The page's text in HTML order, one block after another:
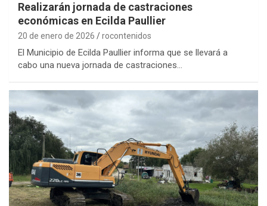
Realizarán jornada de castraciones
económicas en Ecilda Paullier
20 de enero de 2026 rocontenidos
El Municipio de Ecilda Paullier informa que se llevará a
cabo una nueva jornada de castraciones…